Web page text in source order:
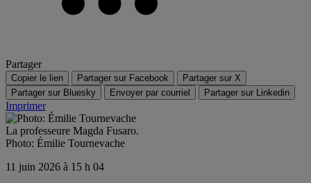
Partager
Copier le lien Partager sur Facebook
Partager sur X
Partager sur Bluesky
Envoyer par courriel Partager sur Linkedin
Imprimer
La professeure Magda Fusaro.
Photo: Émilie Tournevache
11 juin 2026 à 15 h 04